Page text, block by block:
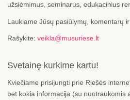
užsiėmimus, seminarus, edukacinius
Laukiame Jūsų pasiūlymų, komentarų ir
Rašykite: veikla@musuriese.lt
Svetainę kurkime kartu!
Kviečiame prisijungti prie Riešės
bet kokia informacija (su nuotraukomis